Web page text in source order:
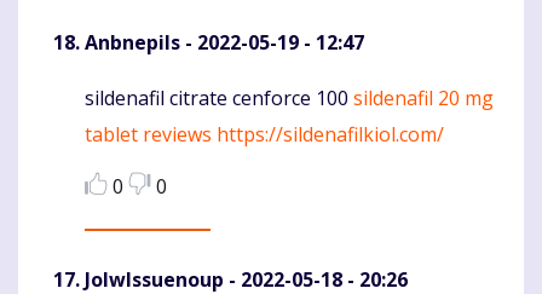
Anbnepils - 2022-05-19 - 12:47
Komentaras
sildenafil citrate cenforce 100 sildenafil 20 mg
tablet reviews https://sildenafilkiol.com/
0
0
JolwIssuenoup - 2022-05-18 - 20:26